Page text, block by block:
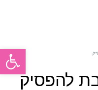
להפסיק
פתח